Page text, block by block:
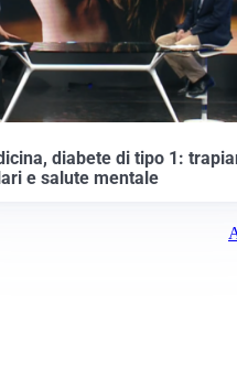
diabete di tipo 1:
e salute mentale